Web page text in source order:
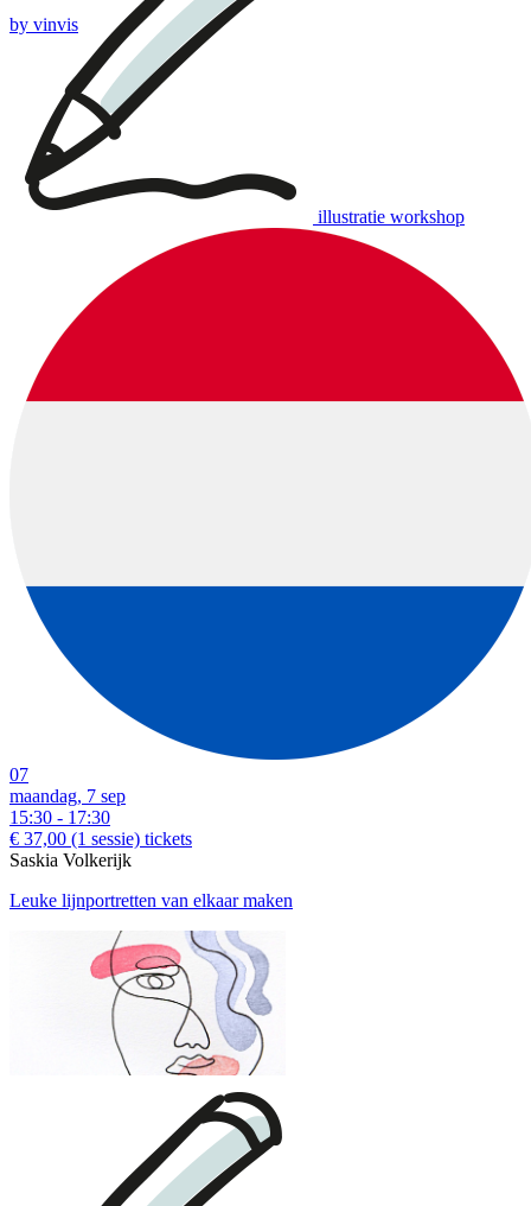
illustratie workshop
07
maandag, 7 sep
15:30 - 17:30
€ 37,00 (1 sessie) tickets
Saskia Volkerijk
Leuke lijnportretten van elkaar maken
by vinvis